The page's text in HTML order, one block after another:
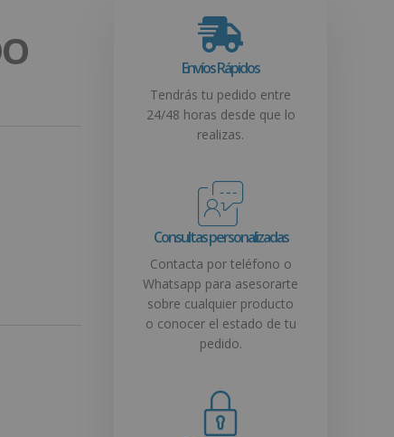
Envíos Rápidos
Tendrás tu pedido entre
24/48 horas desde que lo
realizas.
Consultas personalizadas
Contacta por teléfono o
Whatsapp para asesorarte
sobre cualquier producto
o conocer el estado de tu
pedido.